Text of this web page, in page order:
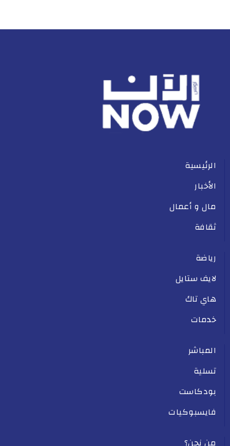
الرئيسية
الأخبار
مال و أعمال
ثقافة
رياضة
لايف ستايل
هاي تاك
خدمات
المباشر
تسلية
بودكاست
فايسبوكيات